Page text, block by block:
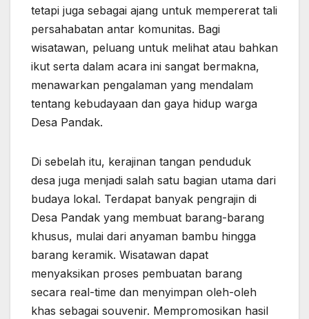
tetapi juga sebagai ajang untuk mempererat tali
persahabatan antar komunitas. Bagi
wisatawan, peluang untuk melihat atau bahkan
ikut serta dalam acara ini sangat bermakna,
menawarkan pengalaman yang mendalam
tentang kebudayaan dan gaya hidup warga
Desa Pandak.
Di sebelah itu, kerajinan tangan penduduk
desa juga menjadi salah satu bagian utama dari
budaya lokal. Terdapat banyak pengrajin di
Desa Pandak yang membuat barang-barang
khusus, mulai dari anyaman bambu hingga
barang keramik. Wisatawan dapat
menyaksikan proses pembuatan barang
secara real-time dan menyimpan oleh-oleh
khas sebagai souvenir. Mempromosikan hasil